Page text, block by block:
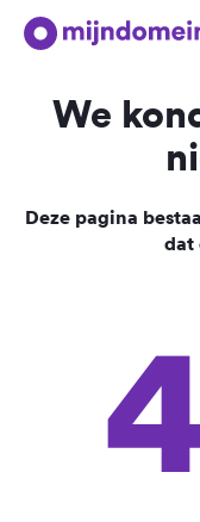
We
Deze pagina
dat